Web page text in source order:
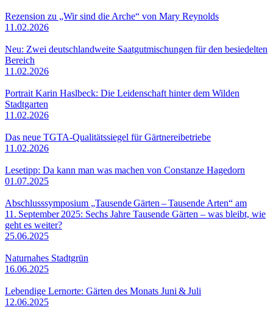
Rezension zu „Wir sind die Arche“ von Mary Reynolds
11.02.2026
Neu: Zwei deutschlandweite Saatgutmischungen für den besiedelten
Bereich
11.02.2026
Portrait Karin Haslbeck: Die Leidenschaft hinter dem Wilden
Stadtgarten
11.02.2026
Das neue TGTA-Qualitätssiegel für Gärtnereibetriebe
11.02.2026
Lesetipp: Da kann man was machen von Constanze Hagedorn
01.07.2025
Abschlusssymposium „Tausende Gärten – Tausende Arten“ am
11. September 2025: Sechs Jahre Tausende Gärten – was bleibt, wie
geht es weiter?
25.06.2025
Naturnahes Stadtgrün
16.06.2025
Lebendige Lernorte: Gärten des Monats Juni & Juli
12.06.2025